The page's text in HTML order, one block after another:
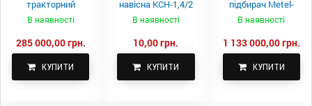
тракторний
самоскидний
Spike 2 ПТС-4
В наявності
285 000,00 грн.
КУПИТИ
навісна КСН-1,4/2
В наявності
10,00 грн.
КУПИТИ
підбирач Metel-
Fach Z 587
В наявності
1 133 000,00 грн.
КУПИТИ